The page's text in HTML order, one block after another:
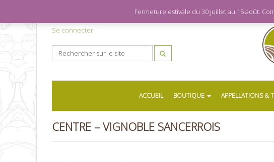
Se connecter
ACCUEIL BOUTIQUE APPELLATIONS &
CENTRE – VIGNOBLE SANCERROIS
Fermeture estivale du 30 juillet au 15 août.